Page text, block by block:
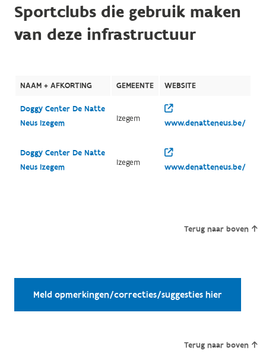
Sportclubs die gebruik maken
van deze infrastructuur
NAAM + AFKORTING GEMEENTE WEBSITE
Doggy Center De Natte
Neus Izegem
Izegem www.denatteneus.be/
Doggy Center De Natte
Neus Izegem
Izegem www.denatteneus.be/
Terug naar boven
Meld opmerkingen/correcties/suggesties hier
Terug naar boven